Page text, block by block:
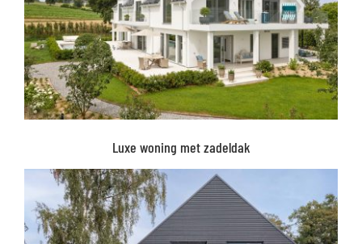
Luxe woning met zadeldak